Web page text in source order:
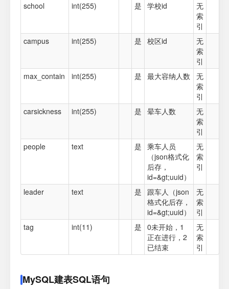
school
int(255) 是 学校id
无
索
引
campus
int(255) 是 校区id
无
索
引
max_contain
int(255) 是 最大容纳人数
无
索
引
carsickness
int(255) 是 晕车人数
无
索
引
people
text 是 乘车人员
（json格式化
后存，
id=&gt;uuid）
无
索
引
leader text 是
跟车人（json
格式化后存，
id=&gt;uuid）
无
索
引
tag
int(11) 是 0未开始，1
正在进行，2
已结束
无
索
引
MySQL建表SQL语句